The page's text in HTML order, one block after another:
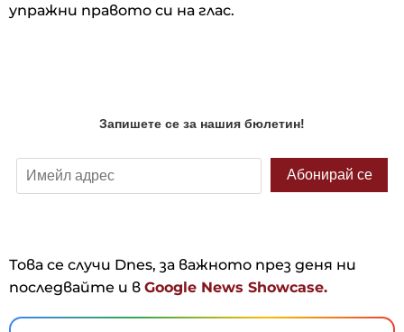
упражни правото си на глас.
Това се случи Dnes, за важното през деня ни
последвайте и в Google News Showcase.